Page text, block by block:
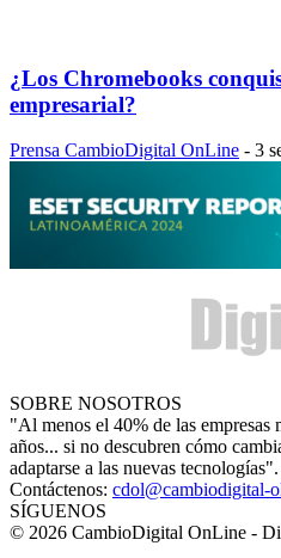
¿Los Chromebooks
empresarial?
Prensa CambioDigital OnLine - 3
SOBRE NOSOTROS
"Al menos el 40% de las empresas
años... si no descubren cómo
adaptarse a las nuevas
Contáctenos: cdol@cambiodigital-
SÍGUENOS
© 2026 CambioDigital OnLine -